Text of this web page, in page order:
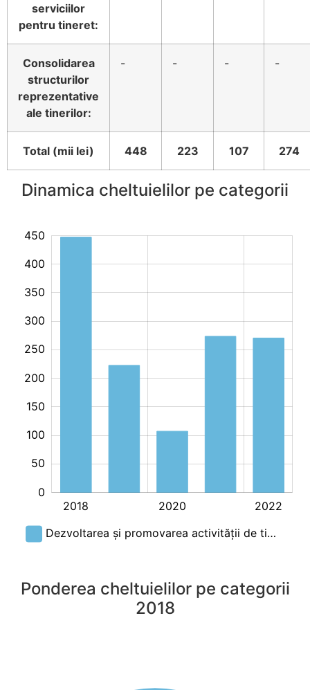
serviciilor
pentru tineret:
Consolidarea
structurilor
reprezentative
ale tinerilor:
- - - -
Total (mii lei) 448 223 107 274
Dinamica cheltuielilor pe categorii
0
50
100
150
200
250
300
350
400
450
L
2018 2020
2022
Dezvoltarea și promovarea activității de ti…
Ponderea cheltuielilor pe categorii
2018